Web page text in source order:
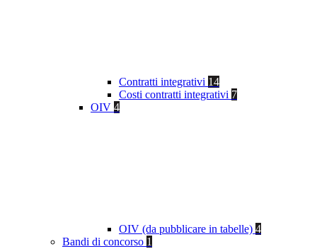
Contratti integrativi 14
Costi contratti integrativi 7
OIV 4
OIV (da pubblicare in tabelle) 4
Bandi di concorso 1